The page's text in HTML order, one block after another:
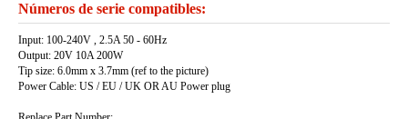
Números de serie compatibles:
Input: 100-240V , 2.5A 50 - 60Hz
Output: 20V 10A 200W
Tip size: 6.0mm x 3.7mm (ref to the picture)
Power Cable: US / EU / UK OR AU Power plug